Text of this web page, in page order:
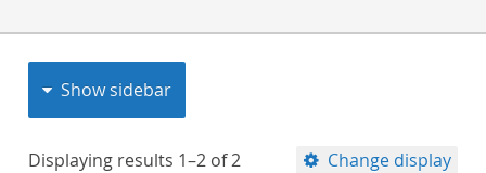
Show sidebar
Displaying results 1–2 of2 Change display